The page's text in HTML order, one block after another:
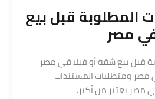
المطلوبة قبل بيع
مصر
قبل بيع شقة أو فيلا في مصر
مصر ومتطلبات المستندات
مصر يعتبر من أكبر.